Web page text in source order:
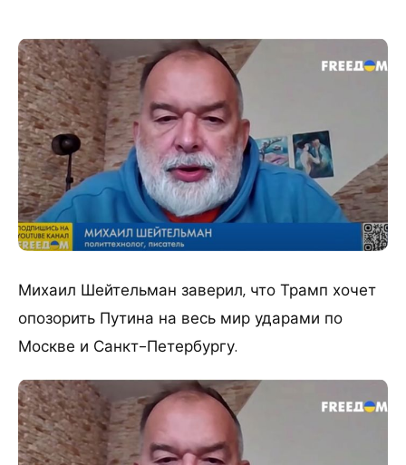
Михаил Шейтельман заверил, что Трамп хочет
опозорить Путина на весь мир ударами по
Москве и Санкт-Петербургу.